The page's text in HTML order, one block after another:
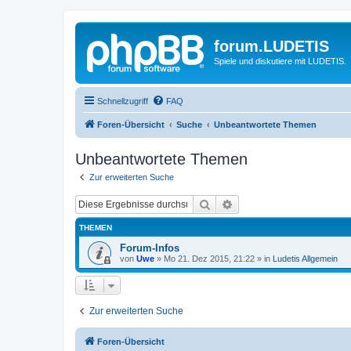
forum.LUDETIS
Spiele und diskutiere mit LUDETIS.
Schnellzugriff FAQ
Foren-Übersicht Suche Unbeantwortete Themen
Unbeantwortete Themen
Zur erweiterten Suche
Suche
THEMEN
Forum-Infos
von Uwe » Mo 21. Dez 2015, 21:22 » in Ludetis Allgemein
Zur erweiterten Suche
Foren-Übersicht